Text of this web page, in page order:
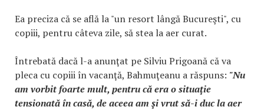
Ea preciza că se află la "un resort lângă Bucureşti", cu
copiii, pentru câteva zile, să stea la aer curat.
Întrebată dacă l-a anunţat pe Silviu Prigoană că va
pleca cu copiii în vacanţă, Bahmuţeanu a răspuns: "Nu
am vorbit foarte mult, pentru că era o situaţie
tensionată în casă, de aceea am şi vrut să-i duc la aer